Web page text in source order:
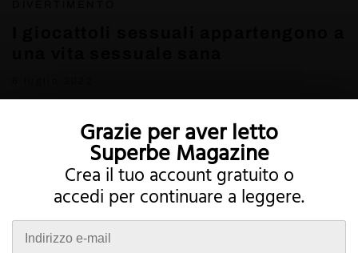
Grazie per aver letto
Superbe Magazine
Crea il tuo account gratuito o
accedi per continuare a leggere.